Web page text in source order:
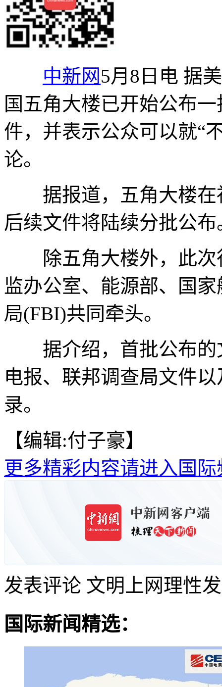
中新网5月8日电 据
国五角大楼已开始公布
件，并表示公众可以就“
论。
据报道，五角大楼在
后续文件将陆续分批公布
除五角大楼外，此次
监办公室、能源部、国
局(FBI)共同牵头。
据介绍，首批公布的
电报、联邦调查局文件
录。
【编辑:付子豪】
更多精彩内容请进入国际
发表评论 文明上网理性
国际新闻精选：